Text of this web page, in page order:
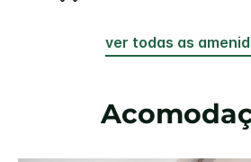
ver todas as